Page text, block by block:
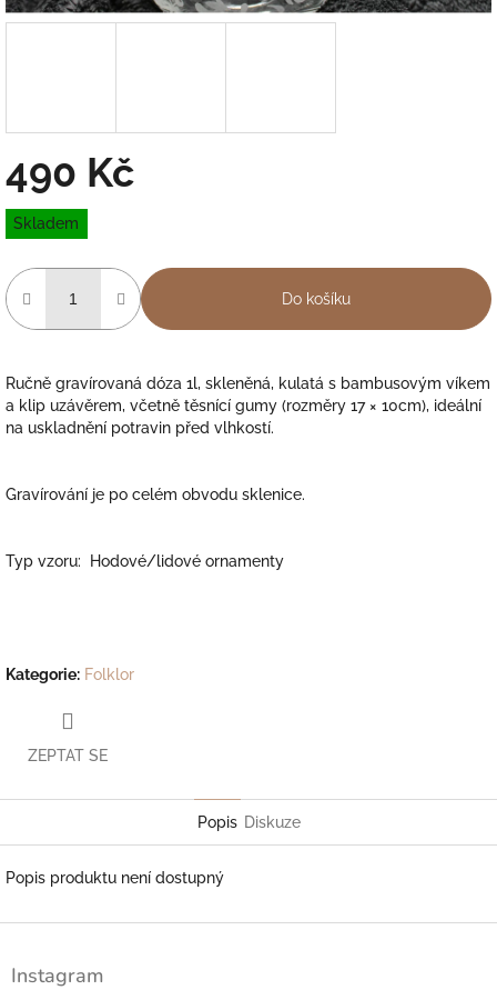
490 Kč
Měrná
cena:
Skladem
Do košíku
Ručně gravírovaná dóza 1l, skleněná, kulatá s bambusovým víkem
a klip uzávěrem, včetně těsnící gumy (rozměry 17 × 10cm), ideální
na uskladnění potravin před vlhkostí.
Gravírování je po celém obvodu sklenice.
Typ vzoru: Hodové/lidové ornamenty
Kategorie: Folklor
ZEPTAT SE
Popis Diskuze
Popis produktu není dostupný
Z
Instagram